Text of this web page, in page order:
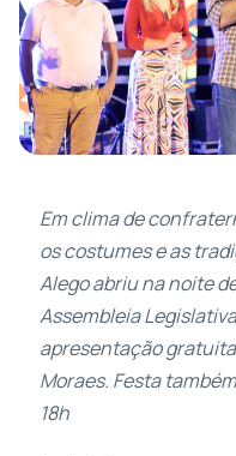
Em clima de
os costumes e as
Alego abriu na noite
Assembleia
apresentação
Moraes. Festa
18h